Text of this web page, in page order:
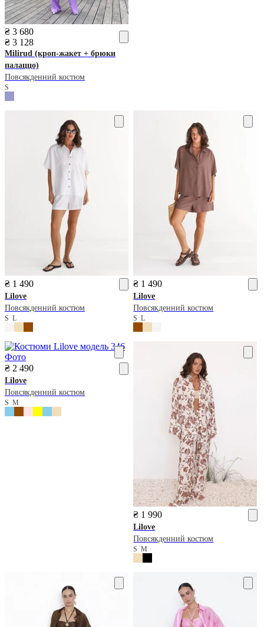
₴ 3 680
₴ 3 128
Milirud (кроп-жакет + брюки
палаццо)
Повсякденний костюм
S
₴ 1 490
Lilove
Повсякденний костюм
S L
₴ 1 490
Lilove
Повсякденний костюм
SL
₴ 2 490
Lilove
Повсякденний костюм
S M
₴ 1 990
Lilove
Повсякденний костюм
SM